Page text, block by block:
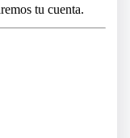
tu cuenta.